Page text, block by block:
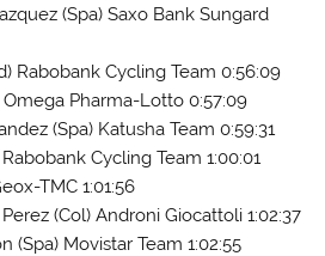
(Spa) Saxo Bank Sungard
Rabobank Cycling Team 0:56:09
Pharma-Lotto 0:57:09
(Spa) Katusha Team 0:59:31
Cycling Team 1:00:01
TMC 1:01:56
(Col) Androni Giocattoli 1:02:37
(Spa) Movistar Team 1:02:55